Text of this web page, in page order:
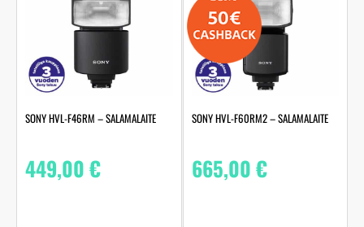
SONY HVL-F46RM – SALAMALAITE
449,00€
SONY HVL-F60RM2 – SALAMALAITE
665,00€